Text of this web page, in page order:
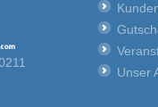
Unser